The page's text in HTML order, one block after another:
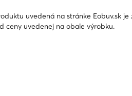
uvedená na stránke Eobuv.sk je
ceny uvedenej na obale výrobku.